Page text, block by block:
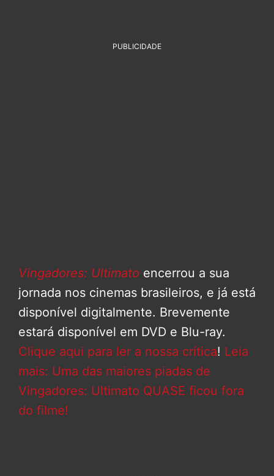
PUBLICIDADE
Vingadores: Ultimato encerrou a sua
jornada nos cinemas brasileiros, e já está
disponível digitalmente. Brevemente
estará disponível em DVD e Blu-ray.
Clique aqui para ler a nossa crítica! Leia
mais: Uma das maiores piadas de
Vingadores: Ultimato QUASE ficou fora
do filme!